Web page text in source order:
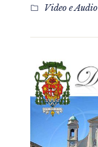
Video e Audio